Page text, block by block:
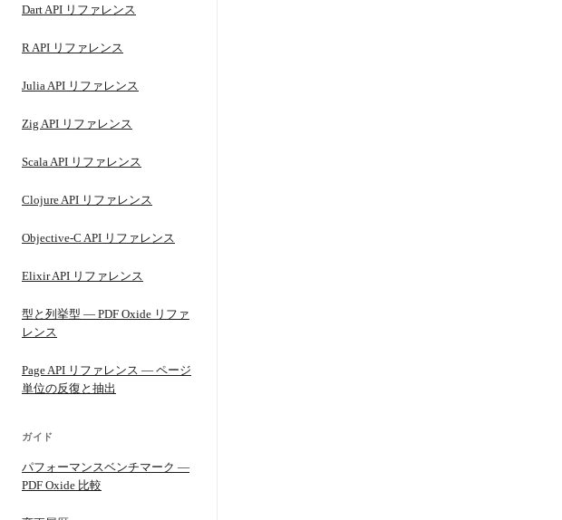
Dart API リファレンス
R API リファレンス
Julia API リファレンス
Zig API リファレンス
Scala API リファレンス
Clojure API リファレンス
Objective-C API リファレンス
Elixir API リファレンス
型と列挙型 — PDF Oxide リファ
レンス
Page API リファレンス — ページ
単位の反復と抽出
ガイド
パフォーマンスベンチマーク —
PDF Oxide 比較